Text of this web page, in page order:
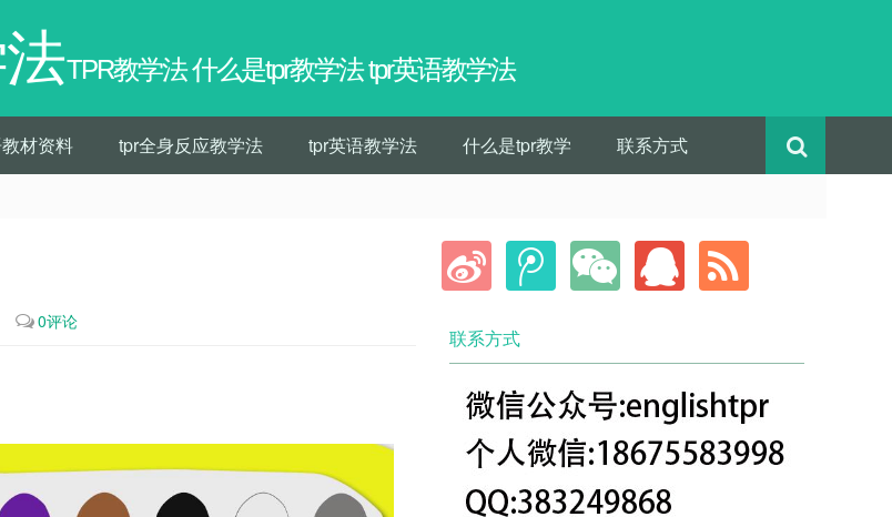
TPR教学法 什么是tpr教学法 tpr英语教学法
材资料 tpr全身反应教学法 tpr英语教学法 什么是tpr教学 联系方式
0评论
联系方式